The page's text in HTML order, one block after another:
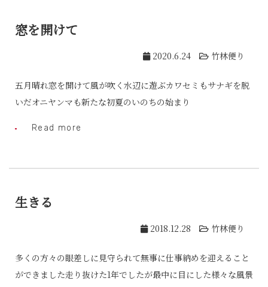
窓を開けて
2020.6.24 竹林便り
五月晴れ窓を開けて風が吹く水辺に遊ぶカワセミもサナギを脱
いだオニヤンマも新たな初夏のいのちの始まり
Read more
生きる
2018.12.28 竹林便り
多くの方々の眼差しに見守られて無事に仕事納めを迎えること
ができました走り抜けた1年でしたが最中に目にした様々な風景